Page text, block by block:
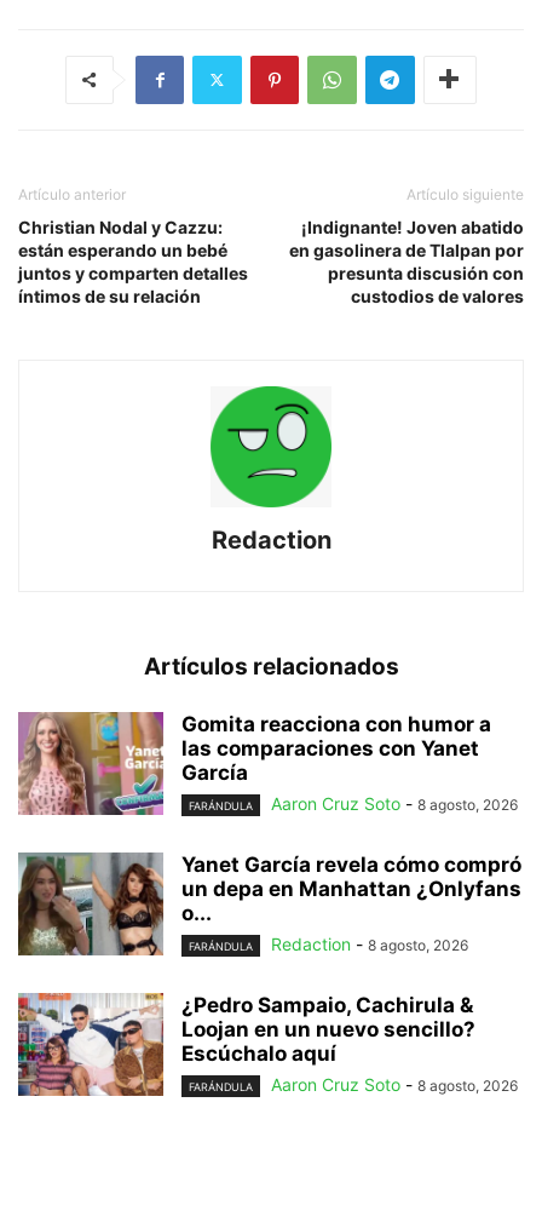
Artículo anterior
Christian Nodal y Cazzu:
están esperando un bebé
juntos y comparten detalles
íntimos de su relación
Artículo siguiente
¡Indignante! Joven abatido
en gasolinera de Tlalpan por
presunta discusión con
custodios de valores
Redaction
Artículos relacionados
Gomita reacciona con humor a
las comparaciones con Yanet
García
FARÁNDULA Aaron Cruz Soto - 8 agosto, 2026
Yanet García revela cómo compró
un depa en Manhattan ¿Onlyfans
o...
FARÁNDULA Redaction - 8 agosto, 2026
¿Pedro Sampaio, Cachirula &
Loojan en un nuevo sencillo?
Escúchalo aquí
FARÁNDULA Aaron Cruz Soto - 8 agosto, 2026